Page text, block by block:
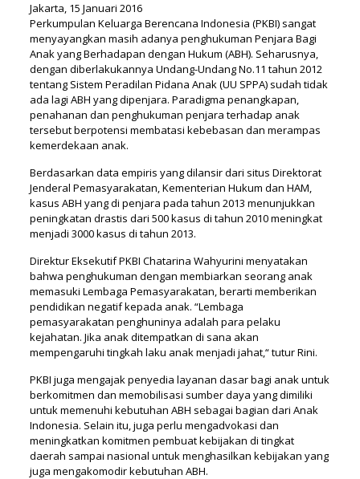
Jakarta, 15 Januari 2016
Perkumpulan Keluarga Berencana Indonesia (PKBI) sangat
menyayangkan masih adanya penghukuman Penjara Bagi
Anak yang Berhadapan dengan Hukum (ABH). Seharusnya,
dengan diberlakukannya Undang-Undang No.11 tahun 2012
tentang Sistem Peradilan Pidana Anak (UU SPPA) sudah tidak
ada lagi ABH yang dipenjara. Paradigma penangkapan,
penahanan dan penghukuman penjara terhadap anak
tersebut berpotensi membatasi kebebasan dan merampas
kemerdekaan anak.
Berdasarkan data empiris yang dilansir dari situs Direktorat
Jenderal Pemasyarakatan, Kementerian Hukum dan HAM,
kasus ABH yang di penjara pada tahun 2013 menunjukkan
peningkatan drastis dari 500 kasus di tahun 2010 meningkat
menjadi 3000 kasus di tahun 2013.
Direktur Eksekutif PKBI Chatarina Wahyurini menyatakan
bahwa penghukuman dengan membiarkan seorang anak
memasuki Lembaga Pemasyarakatan, berarti memberikan
pendidikan negatif kepada anak. “Lembaga
pemasyarakatan penghuninya adalah para pelaku
kejahatan. Jika anak ditempatkan di sana akan
mempengaruhi tingkah laku anak menjadi jahat,“ tutur Rini.
PKBI juga mengajak penyedia layanan dasar bagi anak untuk
berkomitmen dan memobilisasi sumber daya yang dimiliki
untuk memenuhi kebutuhan ABH sebagai bagian dari Anak
Indonesia. Selain itu, juga perlu mengadvokasi dan
meningkatkan komitmen pembuat kebijakan di tingkat
daerah sampai nasional untuk menghasilkan kebijakan yang
juga mengakomodir kebutuhan ABH.